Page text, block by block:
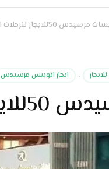
50للايجار للرحلات السياحية
, ايجار اتوبيس مرسيدس
السياحية